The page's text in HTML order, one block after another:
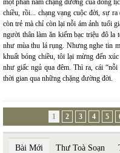
một phần năm chặng đường của dòng
chiều, rồi... chạng vạng cuộc đời, sự
còn trẻ mà chỉ còn lại nỗi ám ảnh tuổi
người thân làm ăn kiếm bạc triệu đô
như mùa thu lá rụng. Nhưng nghe tin
khuất bóng chiều, tôi lại mừng đến
như giấc ngủ qua đêm. Thì ra, cái
thời gian qua những chặng đường đời.
1 2 3 4 5
Bài Mới Thư Toà Soạn